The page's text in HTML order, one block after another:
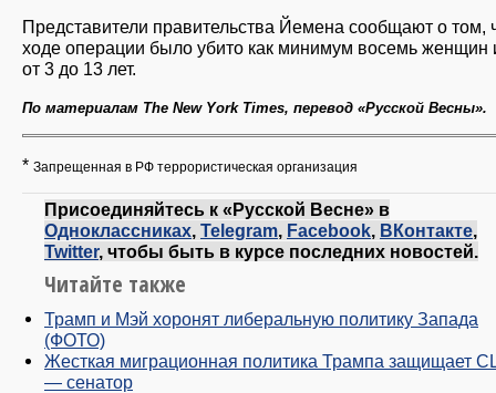
Представители правительства Йемена сообщают о том,
ходе операции было убито как минимум восемь женщин
от 3 до 13 лет.
По материалам The New York Times, перевод «Русской Весны».
* Запрещенная в РФ террористическая организация
Присоединяйтесь к «Русской Весне» в
Одноклассниках, Telegram, Facebook, ВКонтакте,
Twitter, чтобы быть в курсе последних новостей.
Читайте также
Трамп и Мэй хоронят либеральную политику Запада
(ФОТО)
Жесткая миграционная политика Трампа защищает
— сенатор